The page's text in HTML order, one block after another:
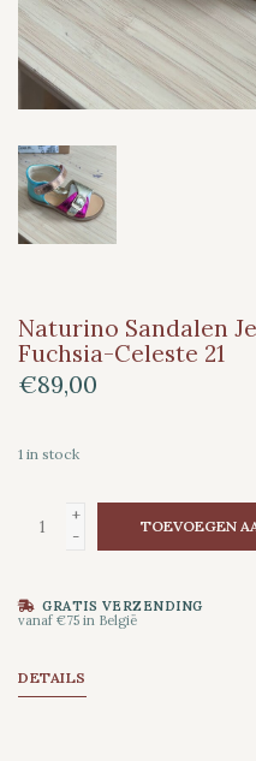
Naturino Sandalen
Fuchsia-Celeste 21
€89,00
1 in stock
+
-
TOEVOEGEN
GRATIS VERZENDING
vanaf €75 in België
DETAILS